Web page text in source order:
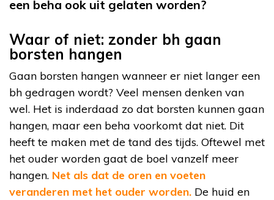
een beha ook uit gelaten worden?
Waar of niet: zonder bh gaan
borsten hangen
Gaan borsten hangen wanneer er niet langer een
bh gedragen wordt? Veel mensen denken van
wel. Het is inderdaad zo dat borsten kunnen gaan
hangen, maar een beha voorkomt dat niet. Dit
heeft te maken met de tand des tijds. Oftewel met
het ouder worden gaat de boel vanzelf meer
hangen. Net als dat de oren en voeten
veranderen met het ouder worden. De huid en